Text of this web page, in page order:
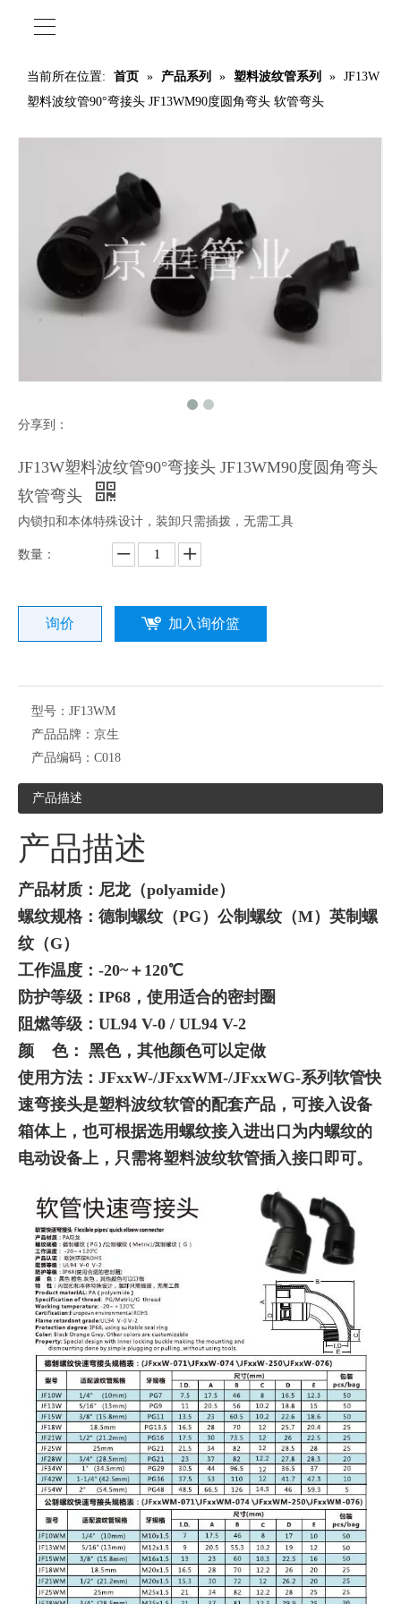
当前所在位置: 首页 » 产品系列 » 塑料波纹管系列 » JF13W
塑料波纹管90°弯接头 JF13WM90度圆角弯头 软管弯头
分享到：
JF13W塑料波纹管90°弯接头 JF13WM90度圆角弯头
软管弯头
内锁扣和本体特殊设计，装卸只需插拨，无需工具
数量：
询价 加入询价篮
型号： JF13WM
产品品牌： 京生
产品编码： C018
产品描述
产品描述
产品材质：尼龙（polyamide）
螺纹规格：德制螺纹（PG）公制螺纹（M）英制螺
纹（G）
工作温度：-20~＋120℃
防护等级：IP68，使用适合的密封圈
阻燃等级：UL94 V-0 / UL94 V-2
颜 色： 黑色，其他颜色可以定做
使用方法：JFxxW-/JFxxWM-/JFxxWG-系列软管快
速弯接头是塑料波纹软管的配套产品，可接入设备
箱体上，也可根据选用螺纹接入进出口为内螺纹的
电动设备上，只需将塑料波纹软管插入接口即可。